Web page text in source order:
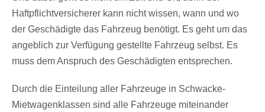
Haftpflichtversicherer kann nicht wissen, wann und wo
der Geschädigte das Fahrzeug benötigt. Es geht um das
angeblich zur Verfügung gestellte Fahrzeug selbst. Es
muss dem Anspruch des Geschädigten entsprechen.
Durch die Einteilung aller Fahrzeuge in Schwacke-
Mietwagenklassen sind alle Fahrzeuge miteinander